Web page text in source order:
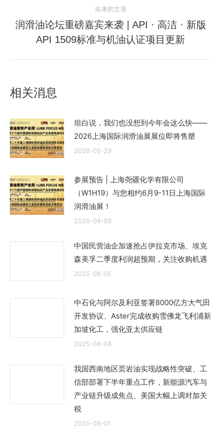
章：
未来的文章
未
来
的
润滑油论坛重磅嘉宾来袭 | API · 高洁 · 新版
API 1509标准与机油认证项目更新
相关消息
坦白说，我们也没想到今年会这么快——
2026上海国际润滑油展展位即将售罄
2026-05-29
参展预告 | 上海尧疆化学有限公司
（W1H19）与您相约6月9-11日上海国际
润滑油展！
2026-04-09
中国民营油企加速抢占伊拉克市场、埃克
森美孚二季度利润超预期，关注收购机遇
2025-08-05
中石化与阿尔及利亚签署8000亿方大气田
开发协议、Aster完成收购雪佛龙飞利浦新
加坡化工，强化亚太供应链
2025-08-04
我国西南地区页岩油实现战略性突破、工
信部部署下半年重点工作，新能源汽车与
产业链升级成焦点、美国大幅上调对加关
税
2025-08-01